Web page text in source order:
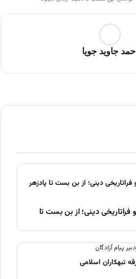
احمد جاوید جویا
دینی؛ از بن بست تا